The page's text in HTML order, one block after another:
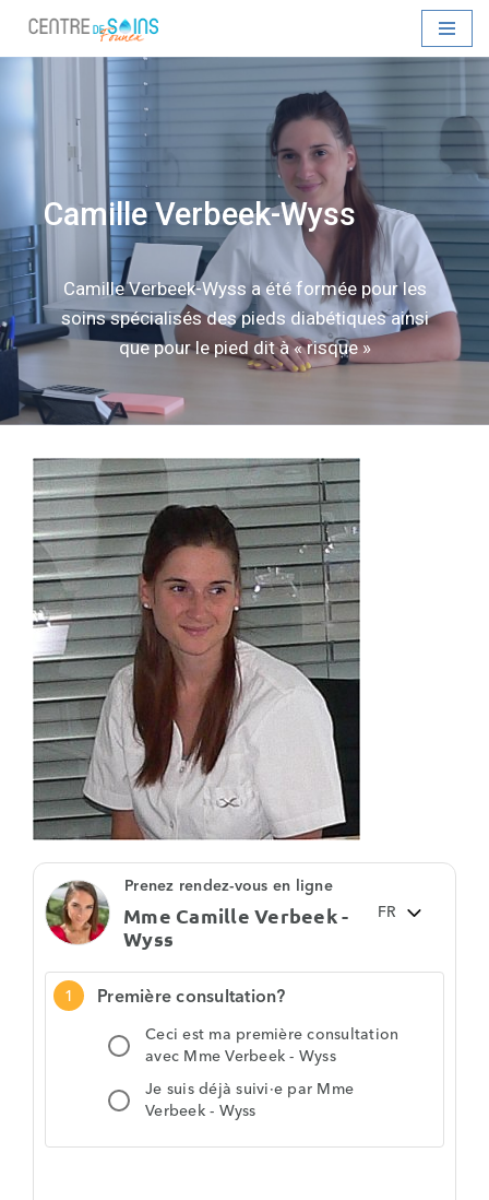
Aller
Camille Verbeek-Wyss
Camille Verbeek-Wyss a été formée pour les
soins spécialisés des pieds diabétiques ainsi
que pour le pied dit à « risque »